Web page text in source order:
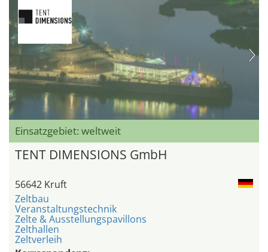
Einsatzgebiet: weltweit
TENT DIMENSIONS GmbH
56642 Kruft
Zeltbau
Veranstaltungstechnik
Zelte & Ausstellungspavillons
Zelthallen
Zeltverleih